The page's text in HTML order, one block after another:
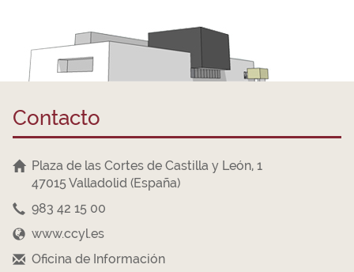
Contacto
Plaza de las Cortes de Castilla y León, 1
47015 Valladolid (España)
983 42 15 00
www.ccyl.es
Oficina de Información